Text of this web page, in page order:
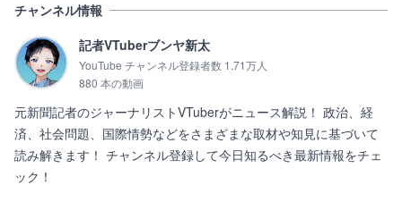
チャンネル情報
記者VTuberブンヤ新太
YouTube チャンネル登録者数 1.71万人
880 本の動画
元新聞記者のジャーナリストVTuberがニュース解説！ 政治、経
済、社会問題、国際情勢などをさまざまな取材や知見に基づいて
読み解きます！ チャンネル登録して今日知るべき最新情報をチェ
ック！